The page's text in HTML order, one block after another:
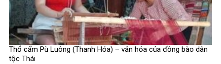
Thổ cẩm Pù Luông (Thanh Hóa) – văn hóa của đồng bào dân
tộc Thái